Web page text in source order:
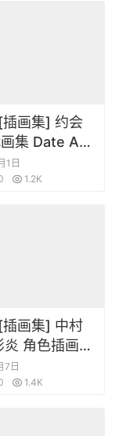
画集] 约会
集 Date A
Art
1日
1.2K
画集] 中村
炎 角色插画
集
7日
1.4K